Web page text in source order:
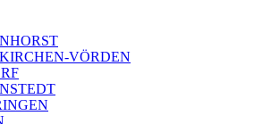
VÖRDEN